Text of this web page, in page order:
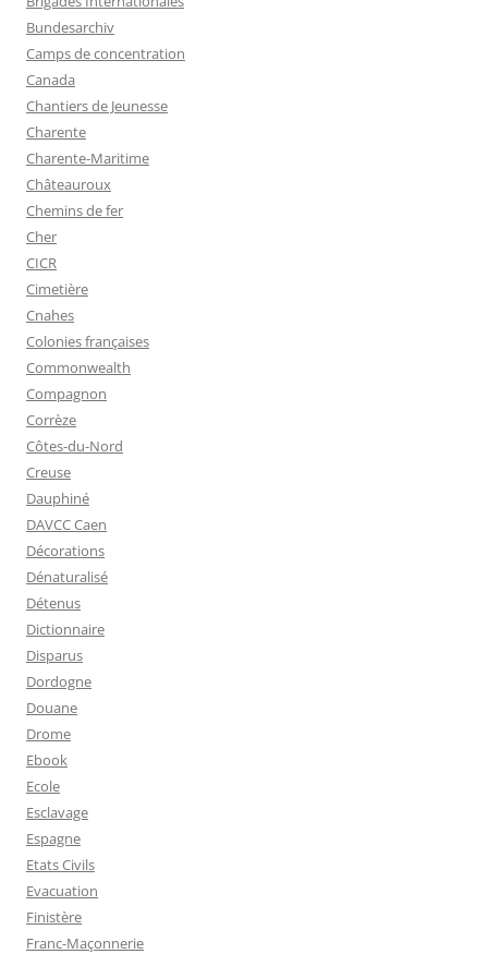
Bundesarchiv
Camps de concentration
Canada
Chantiers de Jeunesse
Charente
Charente-Maritime
Châteauroux
Chemins de fer
Cher
CICR
Cimetière
Cnahes
Colonies françaises
Commonwealth
Compagnon
Corrèze
Côtes-du-Nord
Creuse
Dauphiné
DAVCC Caen
Décorations
Dénaturalisé
Détenus
Dictionnaire
Disparus
Dordogne
Douane
Drome
Ebook
Ecole
Esclavage
Espagne
Etats Civils
Evacuation
Finistère
Franc-Maçonnerie